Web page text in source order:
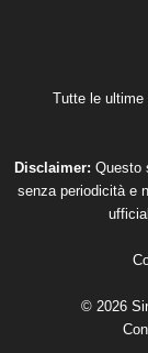
Tutte le
Disclaimer: Questo
senza periodicità e
© 2026